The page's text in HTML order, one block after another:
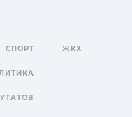
СПОРТ ЖКХ